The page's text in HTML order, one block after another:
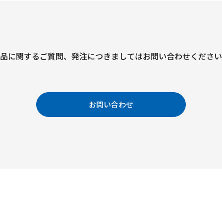
に関するご質問、 発注につきましてはお問い合わせくださ
お問い合わせ